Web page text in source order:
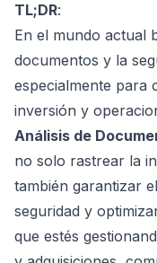
TL;DR:
En el mundo actual
documentos y la
especialmente para
inversión y
Análisis de
no solo rastrear la
también garantizar
seguridad y
que estés